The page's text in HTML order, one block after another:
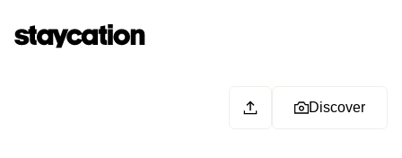
Discover